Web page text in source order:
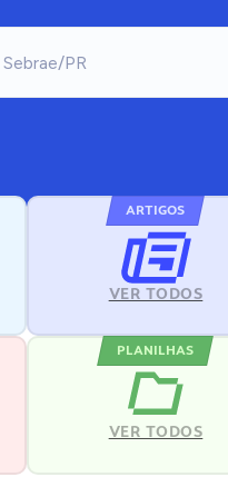
ARTIGOS
VER TODOS
PLANILHAS
VER TODOS